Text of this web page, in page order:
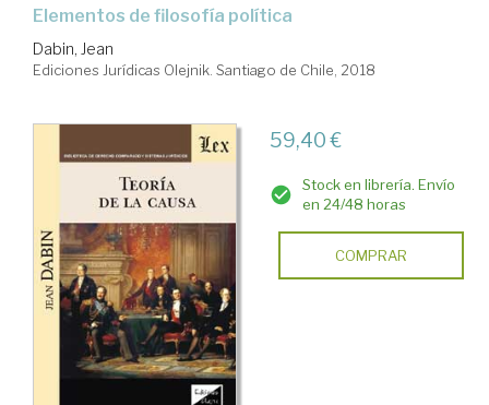
elementos de filosofía política
Dabin, Jean
Ediciones Jurídicas Olejnik. Santiago de Chile, 2018
59,40 €
Stock en librería. Envío
en 24/48 horas
COMPRAR